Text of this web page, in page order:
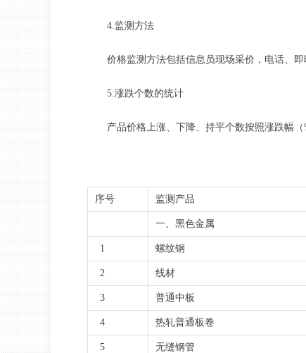
4.监测方法
价格监测方法包括信息员现场采价，电话、即
5.涨跌个数的统计
产品价格上涨、下降、持平个数按照涨跌幅（
序号 监测产品
一、黑色金属
1 螺纹钢
2 线材
3 普通中板
4 热轧普通板卷
5 无缝钢管